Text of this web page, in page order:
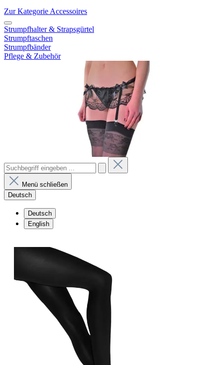
Zur Kategorie Accessoires
Strumpfhalter & Strapsgürtel
Strumpftaschen
Strumpfbänder
Pflege & Zubehör
Menü schließen
Deutsch
Deutsch
English